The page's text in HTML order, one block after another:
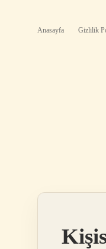
Anasayfa Gizlilik